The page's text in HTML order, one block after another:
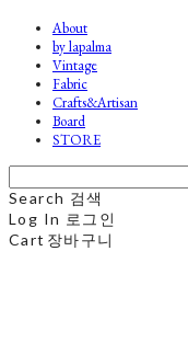
About
by lapalma
Vintage
Fabric
Crafts&Artisan
Board
STORE
Search 검색
Log In 로그인
Cart 장바구니